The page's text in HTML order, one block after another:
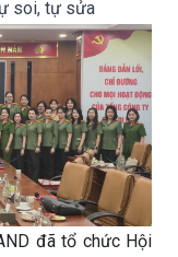
soi, tự sửa
đã tổ chức Hội